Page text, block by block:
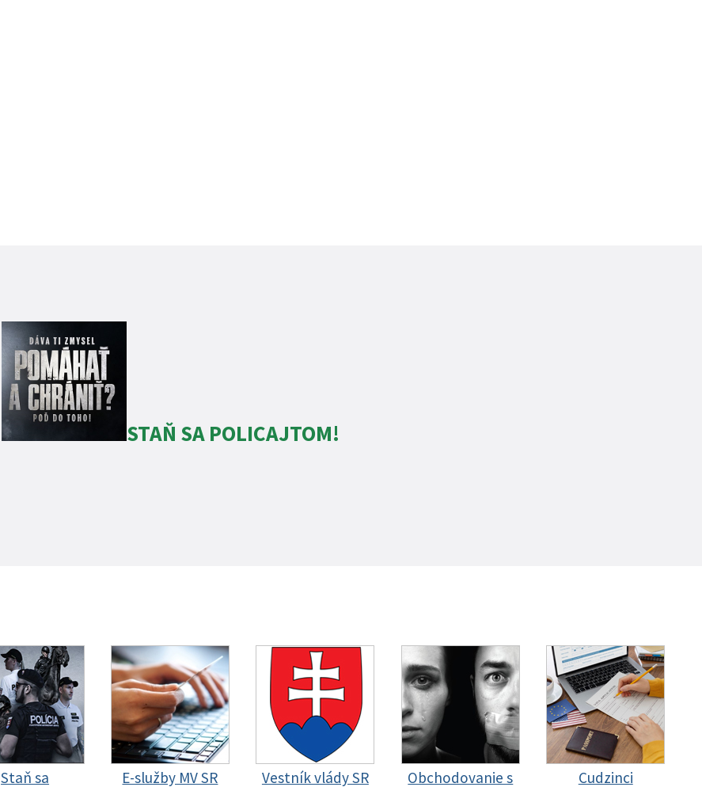
STAŇ SA POLICAJTOM!
Staň sa
E-služby MV SR Vestník vlády SR
Obchodovanie s
Cudzinci